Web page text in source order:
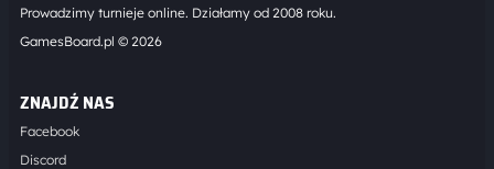
Prowadzimy turnieje online. Działamy od 2008 roku.
GamesBoard.pl © 2026
ZNAJDŹ NAS
Facebook
Discord